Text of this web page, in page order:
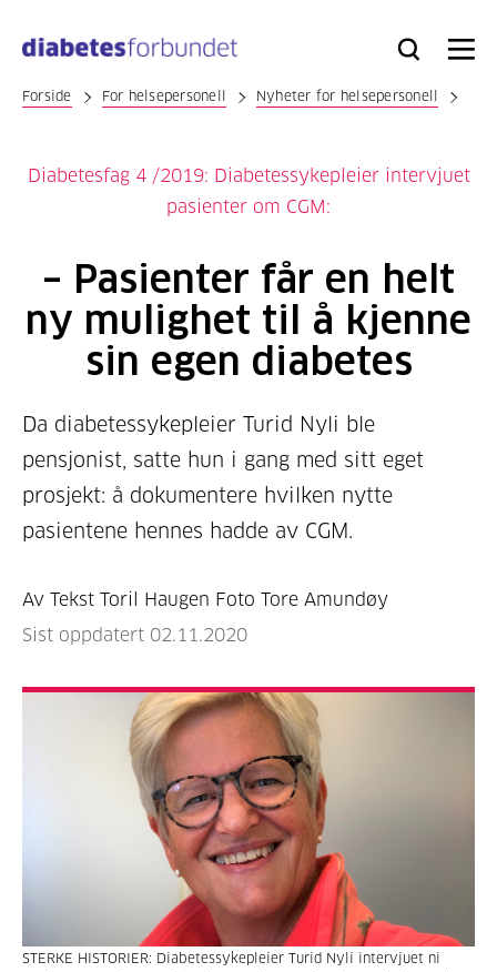
hovedinnhold
Bli
Logg
Søk Meny
Forside For helsepersonell Nyheter for helsepersonell
Diabetesfag 4 /2019: Diabetessykepleier intervjuet
pasienter om CGM:
– Pasienter får en helt
ny mulighet til å kjenne
sin egen diabetes
Da diabetessykepleier Turid Nyli ble
pensjonist, satte hun i gang med sitt eget
prosjekt: å dokumentere hvilken nytte
pasientene hennes hadde av CGM.
Av Tekst Toril Haugen Foto Tore Amundøy
Sist oppdatert 02.11.2020
STERKE HISTORIER: Diabetessykepleier Turid Nyli intervjuet ni